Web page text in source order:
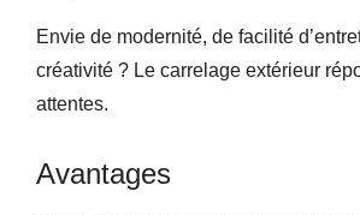
Envie de modernité, de facilité
créativité ? Le carrelage extérieur
attentes.
Avantages